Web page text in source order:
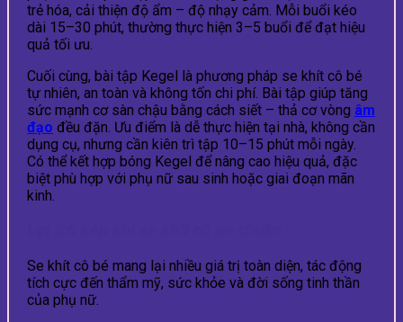
trẻ hóa, cải thiện độ ẩm – độ nhạy cảm. Mỗi buổi kéo
dài 15–30 phút, thường thực hiện 3–5 buổi để đạt hiệu
quả tối ưu.
Cuối cùng, bài tập Kegel là phương pháp se khít cô bé
tự nhiên, an toàn và không tốn chi phí. Bài tập giúp tăng
sức mạnh cơ sàn chậu bằng cách siết – thả cơ vòng âm
đạo đều đặn. Ưu điểm là dễ thực hiện tại nhà, không cần
dụng cụ, nhưng cần kiên trì tập 10–15 phút mỗi ngày.
Có thể kết hợp bóng Kegel để nâng cao hiệu quả, đặc
biệt phù hợp với phụ nữ sau sinh hoặc giai đoạn mãn
kinh.
Se khít cô bé mang lại nhiều giá trị toàn diện, tác động
tích cực đến thẩm mỹ, sức khỏe và đời sống tinh thần
của phụ nữ.